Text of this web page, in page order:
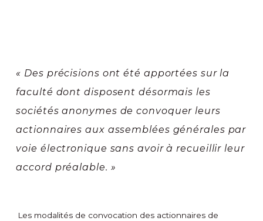
« Des précisions ont été apportées sur la
faculté dont disposent désormais les
sociétés anonymes de convoquer leurs
actionnaires aux assemblées générales par
voie électronique sans avoir à recueillir leur
accord préalable. »
Les modalités de convocation des actionnaires de